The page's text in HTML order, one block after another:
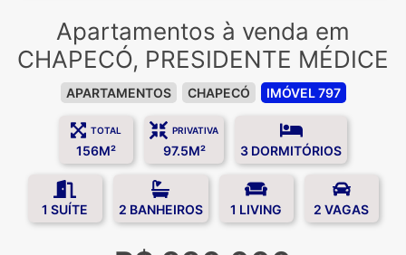
Apartamentos à venda em
CHAPECÓ, PRESIDENTE MÉDICE
APARTAMENTOS CHAPECÓ IMÓVEL 797
TOTAL
156M²
PRIVATIVA
97.5M² 3 DORMITÓRIOS
1 SUÍTE 2 BANHEIROS 1 LIVING 2 VAGAS